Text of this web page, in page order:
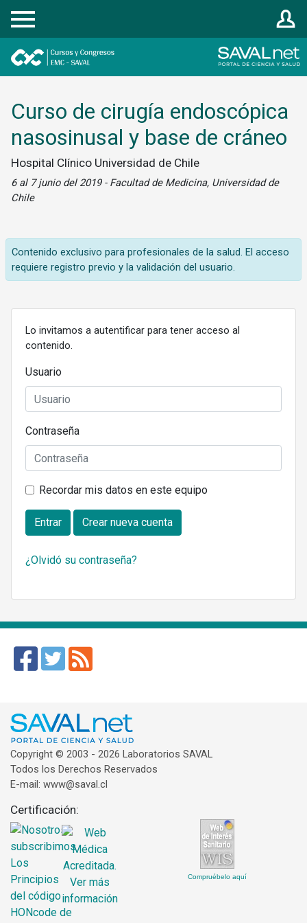
Registrarse
Curso de cirugía endoscópica
nasosinusal y base de cráneo
Hospital Clínico Universidad de Chile
6 al 7 junio del 2019 - Facultad de Medicina, Universidad de
Chile
Contenido exclusivo para profesionales de la salud. El acceso
requiere registro previo y la validación del usuario.
Lo invitamos a autentificar para tener acceso al
contenido.
Usuario
Contraseña
Recordar mis datos en este equipo
Entrar Crear nueva cuenta
¿Olvidó su contraseña?
Copyright © 2003 - 2026 Laboratorios SAVAL
Todos los Derechos Reservados
E-mail: www@saval.cl
Certificación:
Compruébelo aquí